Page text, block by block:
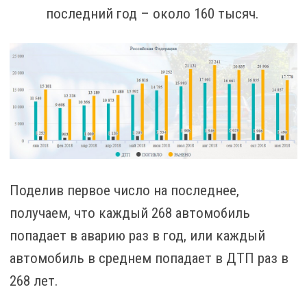
последний год – около 160 тысяч.
Поделив первое число на последнее,
получаем, что каждый 268 автомобиль
попадает в аварию раз в год, или каждый
автомобиль в среднем попадает в ДТП раз в
268 лет.